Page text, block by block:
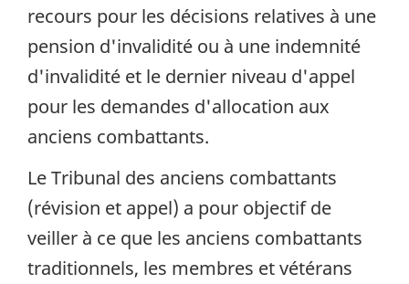
recours pour les décisions relatives à une
pension d'invalidité ou à une indemnité
d'invalidité et le dernier niveau d'appel
pour les demandes d'allocation aux
anciens combattants.
Le Tribunal des anciens combattants
(révision et appel) a pour objectif de
veiller à ce que les anciens combattants
traditionnels, les membres et vétérans